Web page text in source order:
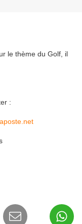
le thème du Golf, il
: